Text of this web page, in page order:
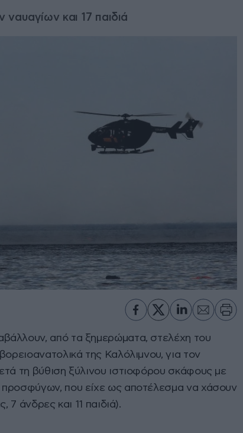
και 17 παιδιά
από τα ξημερώματα, στελέχη του
της Καλόλιμνου, για τον
τη βύθιση ξύλινου ιστιοφόρου σκάφους με
που είχε ως αποτέλεσμα να χάσουν
7 άνδρες και 11 παιδιά).